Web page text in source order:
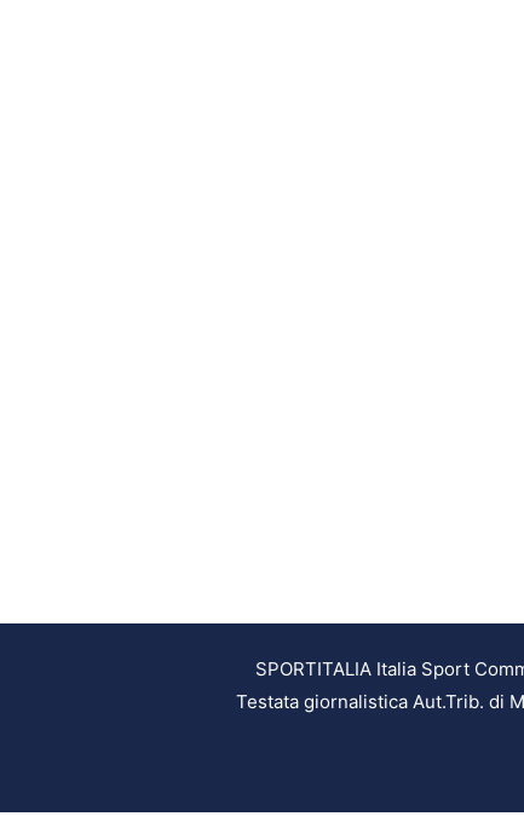
SPORTITALIA Italia Sport
Testata giornalistica Aut.Trib. di